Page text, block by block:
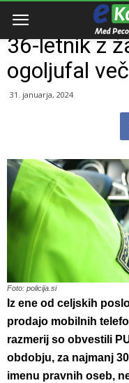
Domov
36-letnik z
ogoljufal
31. januarja, 2024
Foto: policija.si
Iz ene od celjskih
prodajo mobilnih
razmerij so obvestili
obdobju, za najmanj
imenu pravnih oseb,